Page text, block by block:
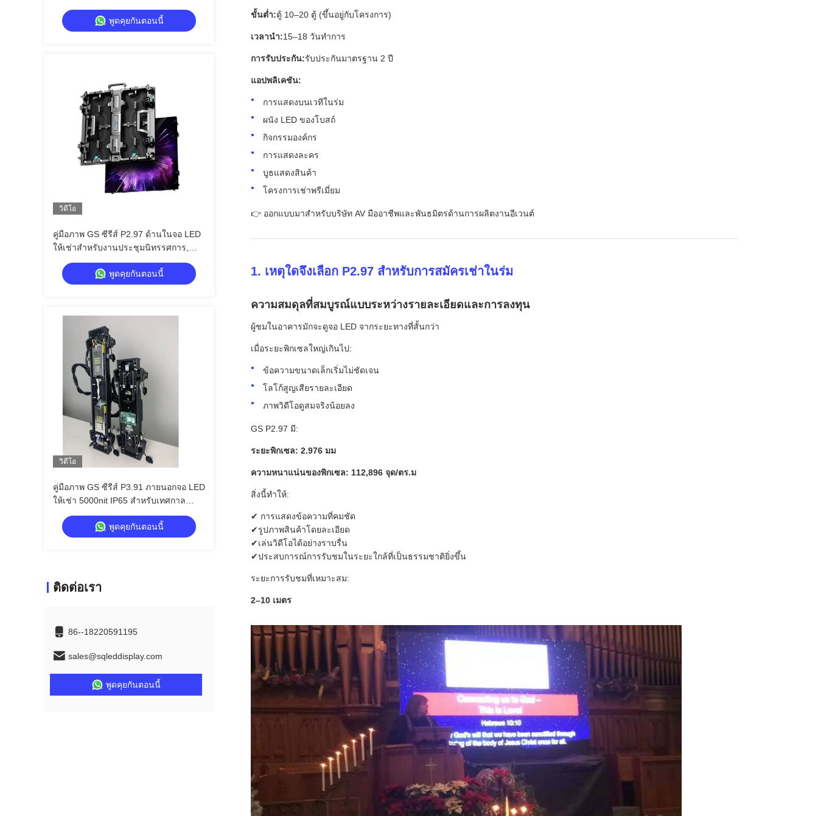
ขนาดใหญ่ คุ้มค่า 7680Hz CE
พูดคุยกันตอนนี้
วิดีโอ
คู่มือภาพ GS ซีรีส์ P2.97 ด้านในจอ LED
ให้เช่าสําหรับงานประชุมนิทรรศการ,
7680Hz ไม่มีจอดํา CE
พูดคุยกันตอนนี้
วิดีโอ
คู่มือภาพ GS ซีรีส์ P3.91 ภายนอกจอ LED
ให้เช่า 5000nit IP65 สําหรับเทศกาล
ดนตรี, 7680Hz คู่สํารอง
พูดคุยกันตอนนี้
ติดต่อเรา
86--18220591195
sales@sqleddisplay.com
พูดคุยกันตอนนี้
ขั้นต่ำ:ตู้ 10–20 ตู้ (ขึ้นอยู่กับโครงการ)
เวลานำ:15–18 วันทำการ
การรับประกัน:รับประกันมาตรฐาน 2 ปี
แอปพลิเคชัน:
การแสดงบนเวทีในร่ม
ผนัง LED ของโบสถ์
กิจกรรมองค์กร
การแสดงละคร
บูธแสดงสินค้า
โครงการเช่าพรีเมี่ยม
👉 ออกแบบมาสำหรับบริษัท AV มืออาชีพและพันธมิตรด้านการผลิตงานอีเวนต์
1. เหตุใดจึงเลือก P2.97 สำหรับการสมัครเช่าในร่ม
ความสมดุลที่สมบูรณ์แบบระหว่างรายละเอียดและการลงทุน
ผู้ชมในอาคารมักจะดูจอ LED จากระยะทางที่สั้นกว่า
เมื่อระยะพิกเซลใหญ่เกินไป:
ข้อความขนาดเล็กเริ่มไม่ชัดเจน
โลโก้สูญเสียรายละเอียด
ภาพวิดีโอดูสมจริงน้อยลง
GS P2.97 มี:
ระยะพิกเซล: 2.976 มม
ความหนาแน่นของพิกเซล: 112,896 จุด/ตร.ม
สิ่งนี้ทำให้:
✔ การแสดงข้อความที่คมชัด
✔รูปภาพสินค้าโดยละเอียด
✔เล่นวิดีโอได้อย่างราบรื่น
✔ประสบการณ์การรับชมในระยะใกล้ที่เป็นธรรมชาติยิ่งขึ้น
ระยะการรับชมที่เหมาะสม:
2–10 เมตร